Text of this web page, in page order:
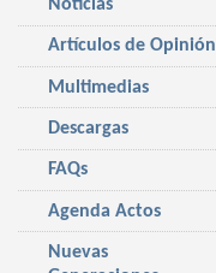
Noticias
Artículos de Opinión
Multimedias
Descargas
FAQs
Agenda Actos
Nuevas